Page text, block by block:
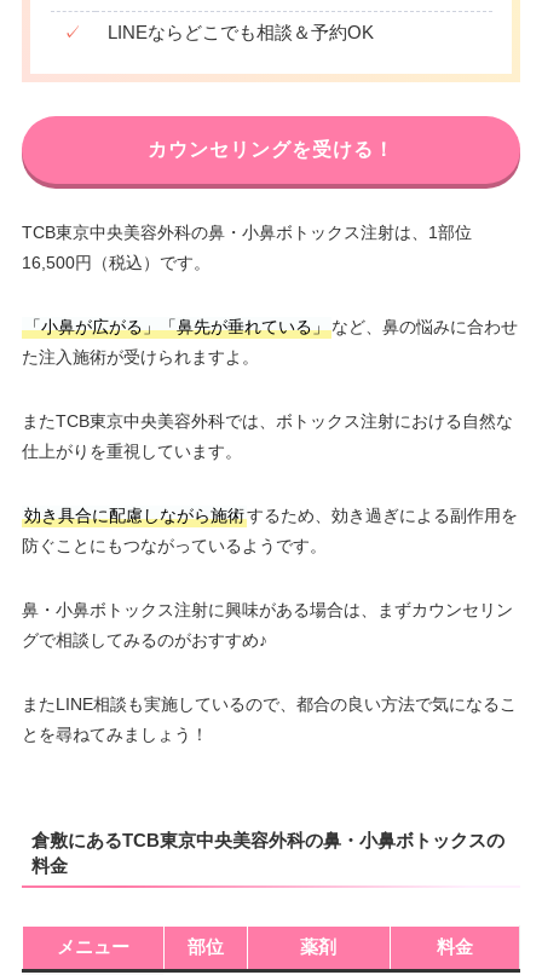
✓ LINEならどこでも相談＆予約OK
カウンセリングを受ける！
TCB東京中央美容外科の鼻・小鼻ボトックス注射は、1部位
16,500円（税込）です。
「小鼻が広がる」「鼻先が垂れている」など、鼻の悩みに合わせ
た注入施術が受けられますよ。
またTCB東京中央美容外科では、ボトックス注射における自然な
仕上がりを重視しています。
効き具合に配慮しながら施術するため、効き過ぎによる副作用を
防ぐことにもつながっているようです。
鼻・小鼻ボトックス注射に興味がある場合は、まずカウンセリン
グで相談してみるのがおすすめ♪
またLINE相談も実施しているので、都合の良い方法で気になるこ
とを尋ねてみましょう！
倉敷にあるTCB東京中央美容外科の鼻・小鼻ボトックスの
料金
メニュー 部位 薬剤 料金